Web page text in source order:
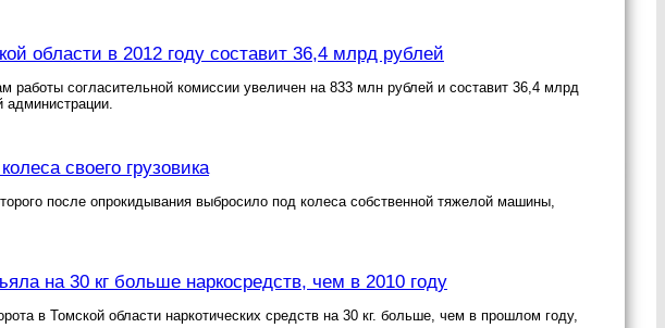
области в 2012 году составит 36,4 млрд рублей
согласительной комиссии увеличен на 833 млн рублей и составит 36,4 млрд
администрации.
своего грузовика
после опрокидывания выбросило под колеса собственной тяжелой машины,
на 30 кг больше наркосредств, чем в 2010 году
в Томской области наркотических средств на 30 кг. больше, чем в прошлом году,